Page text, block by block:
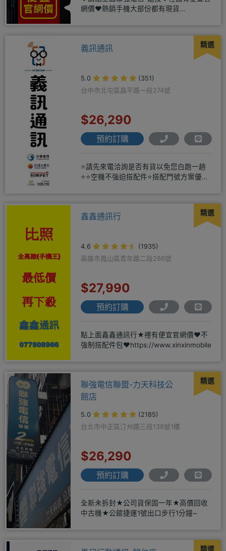
網價❤️熱銷手機大部份都有現貨
精選
義訊通訊
5.0
(351)
台中市北屯區昌平路一段274號
$26,290
預約訂購
⭐請先來電洽詢是否有貨以免您白跑一趟
⭐⭐空機不強迫搭配件⭐搭配門號方案優惠
精選
鑫鑫通訊行
4.6
(1935)
高雄市鳳山區青年路二段286號
$27,990
預約訂購
點上面鑫鑫通訊行★裡有便宜官網價❤️不
強制搭配件包❤️https://www.xinxinmobile
精選
聯強電信聯盟-力天科技公
館店
5.0
(2185)
台北市中正區汀州路三段138號1樓
$26,290
預約訂購
全新未拆封★公司貨保固一年★高價回收
中古機★公館捷運1號出口步行1分鐘~
精選